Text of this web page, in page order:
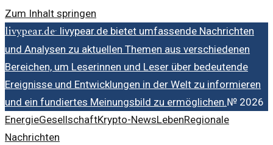
Zum Inhalt springen
livypear.de· livypear.de bietet umfassende Nachrichten
und Analysen zu aktuellen Themen aus verschiedenen
Bereichen, um Leserinnen und Leser über bedeutende
Ereignisse und Entwicklungen in der Welt zu informieren
und ein fundiertes Meinungsbild zu ermöglichen.№ 2026
EnergieGesellschaftKrypto-NewsLebenRegionale
Nachrichten